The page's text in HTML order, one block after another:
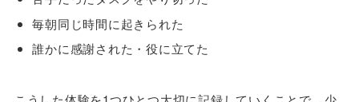
毎朝同じ時間に起きられた
誰かに感謝された・役に立てた